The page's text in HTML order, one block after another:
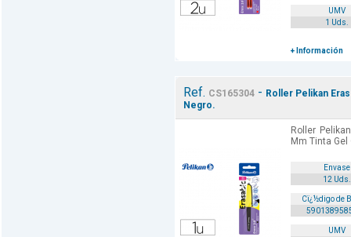
UMV
1 Uds.
+ Información
Ref. CS165304- Roller Pelikan
Negro.
Roller
Mm Tinta
Envase
12 Uds.
Cï¿½digo de
UMV